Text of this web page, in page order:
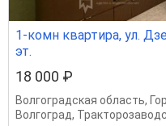
1-комн квартира, ул.
эт.
18 000 ₽
Волгоградская область,
Волгоград,